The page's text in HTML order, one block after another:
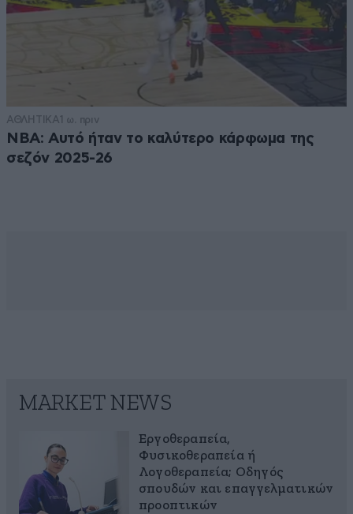
ΑΘΛΗΤΙΚΑ1 ω. πριν
NBA: Αυτό ήταν το καλύτερο κάρφωμα της
σεζόν 2025-26
MARKET NEWS
Εργοθεραπεία,
Φυσικοθεραπεία ή
Λογοθεραπεία; Οδηγός
σπουδών και επαγγελματικών
προοπτικών